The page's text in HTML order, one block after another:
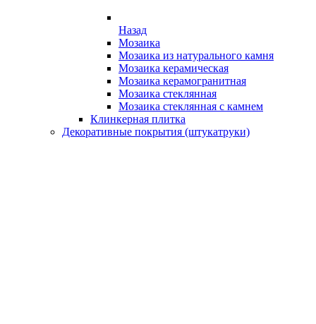
Назад
Мозаика
Мозаика из натурального камня
Мозаика керамическая
Мозаика керамогранитная
Мозаика стеклянная
Мозаика стеклянная с камнем
Клинкерная плитка
Декоративные покрытия (штукатруки)